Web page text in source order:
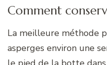
Comment
La meilleure méthode
asperges environ une